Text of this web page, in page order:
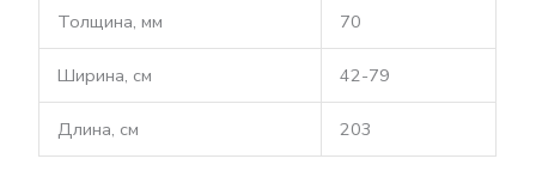
Толщина, мм 70
Ширина, см 42-79
Длина, см 203